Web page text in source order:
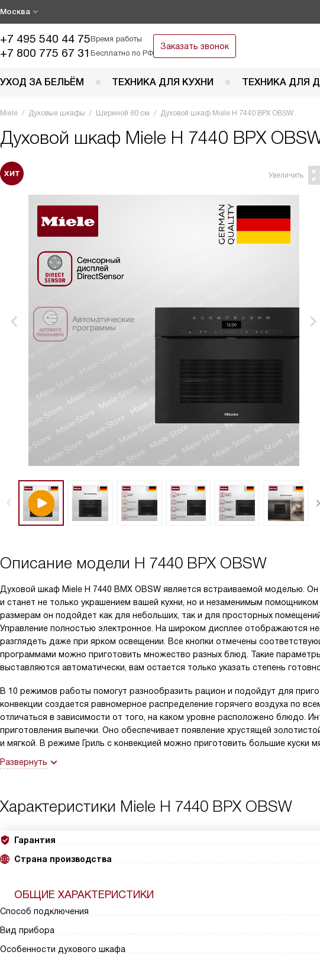
Москва
+7 495 540 44 75Время работы
+7 800 775 67 31 Бесплатно по РФ
Заказать звонок
УХОД ЗА БЕЛЬЁМ ТЕХНИКА ДЛЯ КУХНИ ТЕХНИКА ДЛЯ
Miele Духовые шкафы Шириной 60 см Духовой шкаф Miele H 7440 BPX OBSW
Духовой шкаф Miele H 7440 BPX
Описание модели H 7440 BPX OBSW
Духовой шкаф Miele H 7440 BMX OBSW является встраиваемой моделью.
и станет не только украшением вашей кухни, но и незаменимым
размерам он подойдет как для небольших, так и для просторных
Управление полностью электронное. На широком дисплее отображаются
разглядеть даже при ярком освещении. Все кнопки отмечены
программами можно приготовить множество разных блюд. Такие
выставляются автоматически, вам остается только указать степень
В 10 режимов работы помогут разнообразить рацион и подойдут для
конвекции создается равномерное распределение горячего воздуха по
отличаться в зависимости от того, на каком уровне расположено блюдо.
приготовления выпечки. Оно обеспечивает появление хрустящей
и мягкой. В режиме Гриль с конвекцией можно приготовить большие куски
Развернуть
Характеристики Miele H 7440 BPX OBSW
Гарантия
Страна производства
ОБЩИЕ ХАРАКТЕРИСТИКИ
Способ подключения
Вид прибора
Особенности духового шкафа